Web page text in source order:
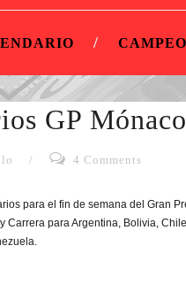
GP Mónaco
/ 4 Comments
para el fin de semana del Gran
Carrera para Argentina, Bolivia,